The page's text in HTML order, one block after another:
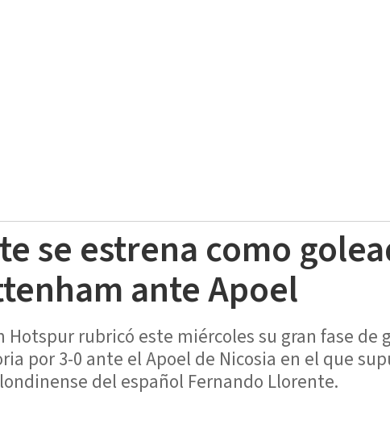
se estrena como
ante Apoel
Hotspur rubricó este miércoles su gran fase de
por 3-0 ante el Apoel de Nicosia en el que
del español Fernando Llorente.